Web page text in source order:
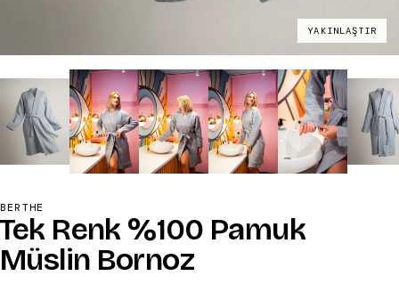
BERTHE
Renk %100 Pamuk
Müslin Bornoz